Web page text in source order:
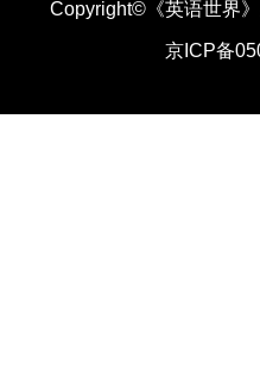
Copyright©《英语世界
京ICP备